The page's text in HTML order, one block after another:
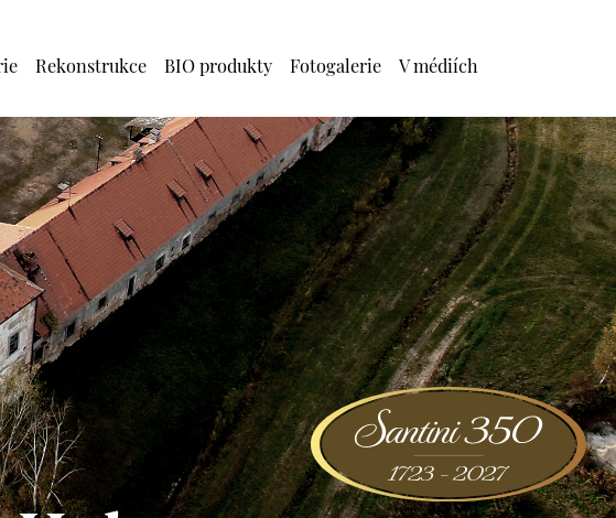
Rekonstrukce BIO produkty Fotogalerie V médiích